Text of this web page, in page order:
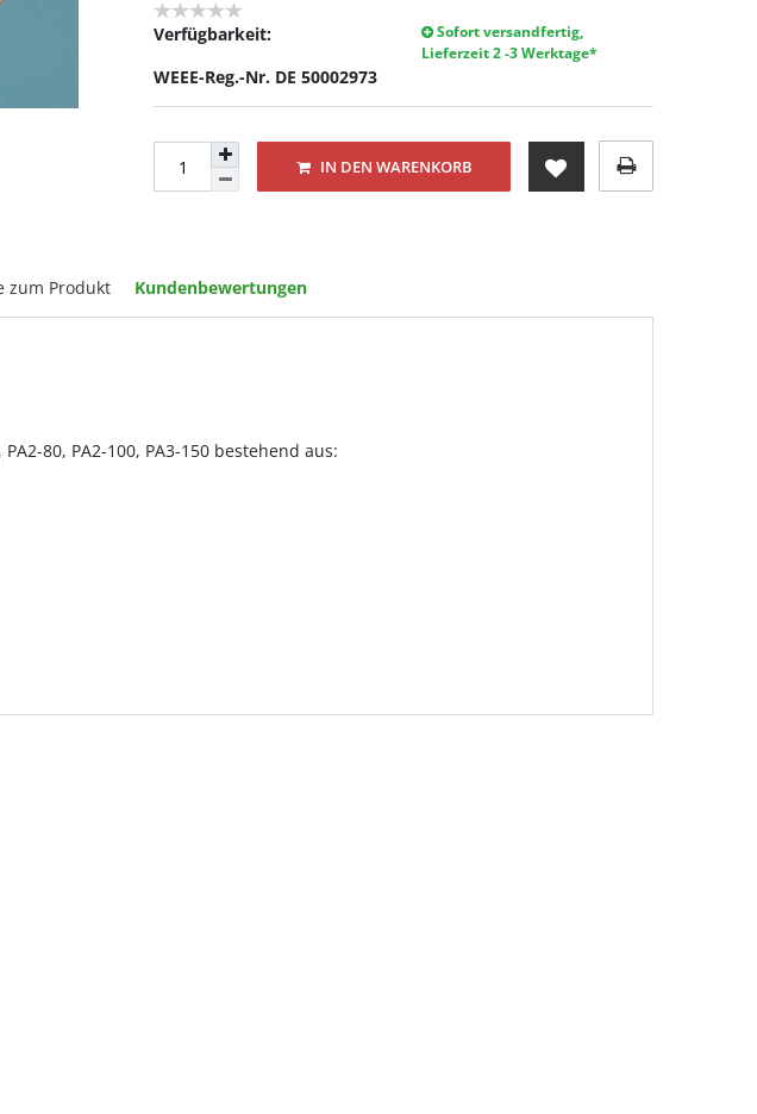
Verfügbarkeit:
Sofort versandfertig,
Lieferzeit 2 -3 Werktage*
WEEE-Reg.-Nr. DE 50002973
IN DEN WARENKORB
zum Produkt Kundenbewertungen
80, PA2-100, PA3-150 bestehend aus: